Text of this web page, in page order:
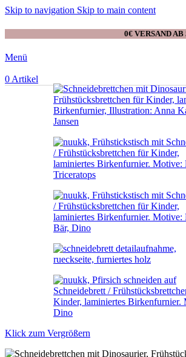
Skip to navigation Skip to main content
0€ VERSAND
Menü
0 Artikel
Klick zum Vergrößern